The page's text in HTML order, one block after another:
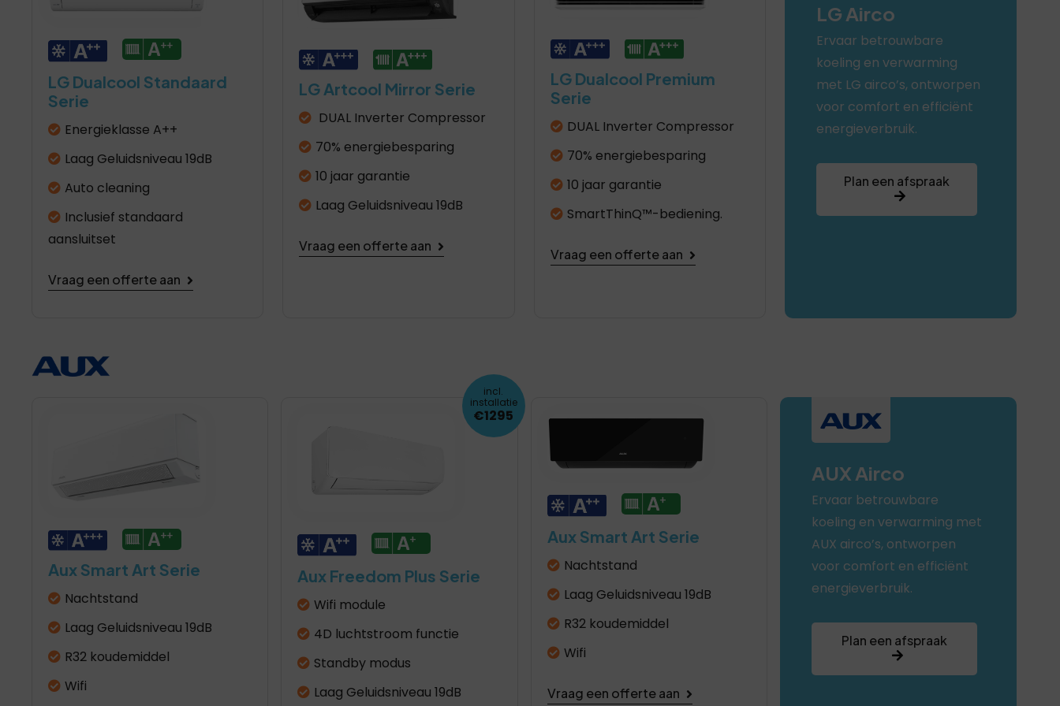
LG Dualcool Standaard
Serie
Energieklasse A++
Laag Geluidsniveau 19dB
Auto cleaning
Inclusief standaard
aansluitset
Vraag een offerte aan
LG Artcool Mirror Serie
DUAL Inverter Compressor
70% energiebesparing
10 jaar garantie
Laag Geluidsniveau 19dB
Vraag een offerte aan
LG Dualcool Premium
Serie
DUAL Inverter Compressor
70% energiebesparing
10 jaar garantie
SmartThinQ™-bediening.
Vraag een offerte aan
LG Airco
Ervaar betrouwbare
koeling en verwarming
met LG airco’s, ontworpen
voor comfort en efficiënt
energieverbruik.
Plan een afspraak
Aux Smart Art Serie
Nachtstand
Laag Geluidsniveau 19dB
R32 koudemiddel
Wifi
Aux Freedom Plus Serie
Wifi module
4D luchtstroom functie
Standby modus
Laag Geluidsniveau 19dB
incl.
installatie
€1295
Aux Smart Art Serie
Nachtstand
Laag Geluidsniveau 19dB
R32 koudemiddel
Wifi
Vraag een offerte aan
AUX Airco
Ervaar betrouwbare
koeling en verwarming met
AUX airco’s, ontworpen
voor comfort en efficiënt
energieverbruik.
Plan een afspraak